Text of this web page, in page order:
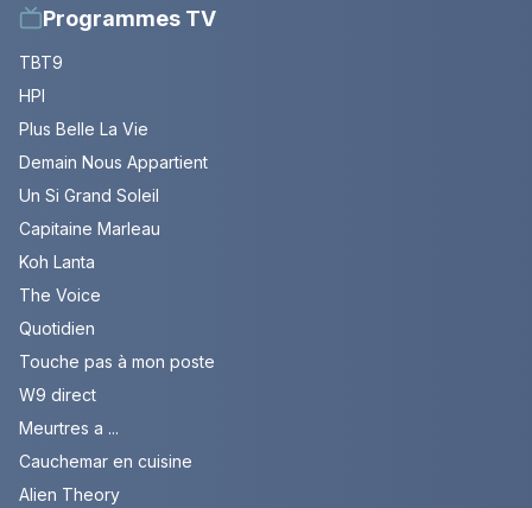
Programmes TV
TBT9
HPI
Plus Belle La Vie
Demain Nous Appartient
Un Si Grand Soleil
Capitaine Marleau
Koh Lanta
The Voice
Quotidien
Touche pas à mon poste
W9 direct
Meurtres a ...
Cauchemar en cuisine
Alien Theory